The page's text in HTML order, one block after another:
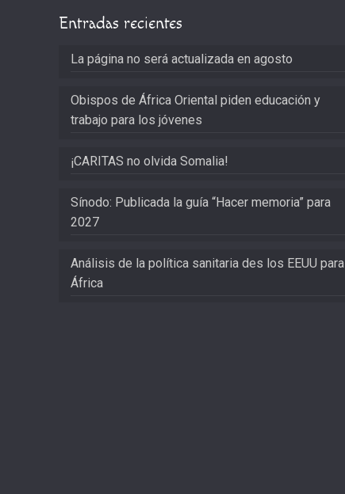
Entradas recientes
La página no será actualizada en agosto
Obispos de África Oriental piden educación y
trabajo para los jóvenes
¡CARITAS no olvida Somalia!
Sínodo: Publicada la guía “Hacer memoria” para
2027
Análisis de la política sanitaria des los EEUU para
África